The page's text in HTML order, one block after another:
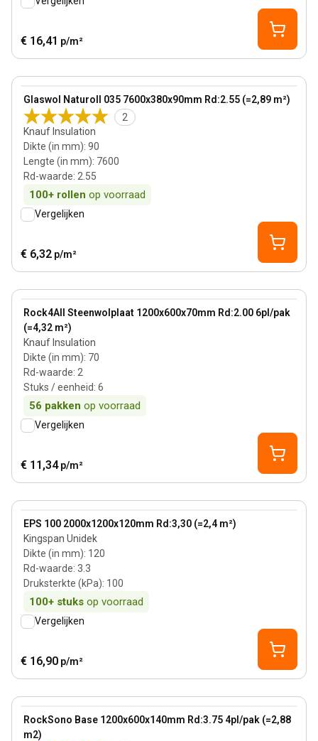
€ 16,41 p/m²
Glaswol Naturoll 035 7600x380x90mm Rd:2.55 (=2,89 m²)
2
Knauf Insulation
Dikte (in mm): 90
Lengte (in mm): 7600
Rd-waarde: 2.55
100+ rollen op voorraad
View product
Vergelijken
€ 6,32 p/m²
Rock4All Steenwolplaat 1200x600x70mm Rd:2.00 6pl/pak
(=4,32 m²)
Knauf Insulation
Dikte (in mm): 70
Rd-waarde: 2
Stuks / eenheid: 6
56 pakken op voorraad
View product
Vergelijken
€ 11,34 p/m²
EPS 100 2000x1200x120mm Rd:3,30 (=2,4 m²)
Kingspan Unidek
Dikte (in mm): 120
Rd-waarde: 3.3
Druksterkte (kPa): 100
100+ stuks op voorraad
View product
Vergelijken
€ 16,90 p/m²
Bestseller
RockSono Base 1200x600x140mm Rd:3.75 4pl/pak (=2,88
m2)
View product